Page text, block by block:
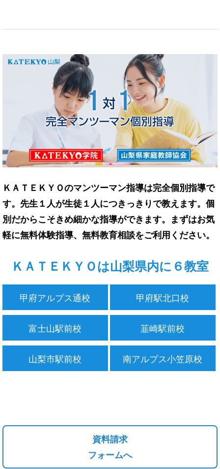
ＫＡＴＥＫＹＯのマンツーマン指導は完全個別指導で
す。先生１人が生徒１人につきっきりで教えます。個
別だからこそきめ細かな指導ができます。まずはお気
軽に無料体験指導、無料教育相談をご利用ください。
ＫＡＴＥＫＹＯは山梨県内に６教室
甲府アルプス通校 甲府駅北口校
富士山駅前校 韮崎駅前校
山梨市駅前校 南アルプス小笠原校
資料請求
フォームへ